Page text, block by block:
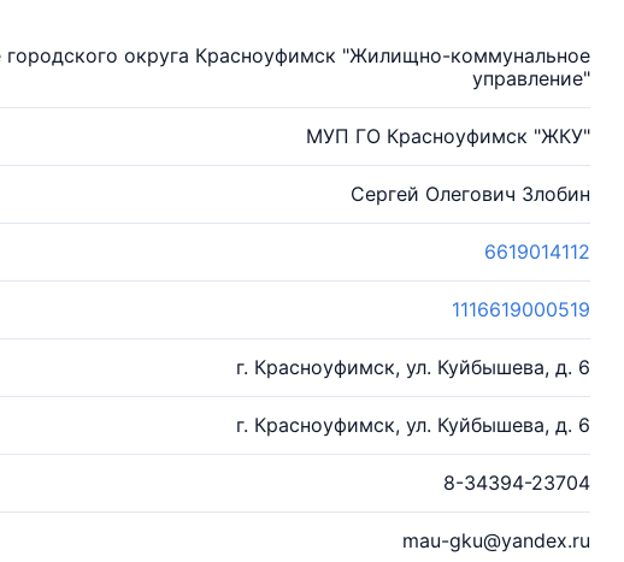
городского округа Красноуфимск "Жилищно-коммунальное
управление"
МУП ГО Красноуфимск "ЖКУ"
Сергей Олегович Злобин
6619014112
1116619000519
г. Красноуфимск, ул. Куйбышева, д. 6
г. Красноуфимск, ул. Куйбышева, д. 6
8-34394-23704
mau-gku@yandex.ru